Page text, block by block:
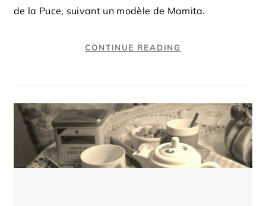
de la Puce, suivant un modèle de Mamita.
CONTINUE READING